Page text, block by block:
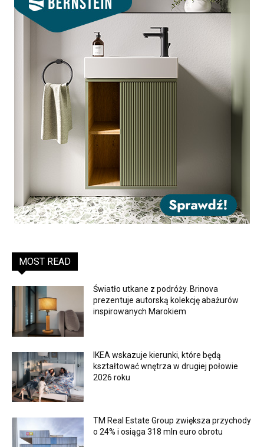
MOST READ
Światło utkane z podróży. Brinova
prezentuje autorską kolekcję abażurów
inspirowanych Marokiem
IKEA wskazuje kierunki, które będą
kształtować wnętrza w drugiej połowie
2026 roku
TM Real Estate Group zwiększa przychody
o 24% i osiąga 318 mln euro obrotu